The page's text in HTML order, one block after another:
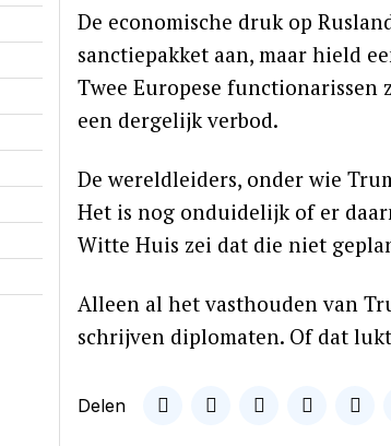
De economische druk op
sanctiepakket aan, maar hield
Twee Europese functionarissen
een dergelijk verbod.
De wereldleiders, onder wie
Het is nog onduidelijk of er
Witte Huis zei dat die niet
Alleen al het vasthouden van
schrijven diplomaten. Of dat
Delen